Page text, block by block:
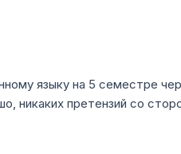
языку на 5 семестре
никаких претензий со